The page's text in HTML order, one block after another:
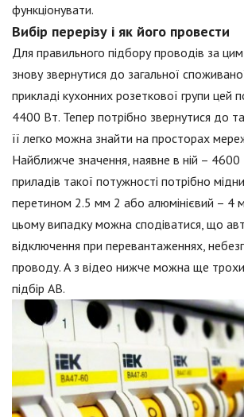
функціонувати.
Вибір перерізу і як його провести
Для правильного підбору проводів за
знову звернутися до загальної
прикладі кухонних розеткової групи цей
4400 Вт. Тепер потрібно звернутися до
її легко можна знайти на просторах
Найближче значення, наявне в ній –
приладів такої потужності потрібно
перетином 2.5 мм 2 або алюмінієвий – 4
цьому випадку можна сподіватися, що
відключення при перевантаженнях,
проводу. А з відео нижче можна ще трохи
підбір АВ.